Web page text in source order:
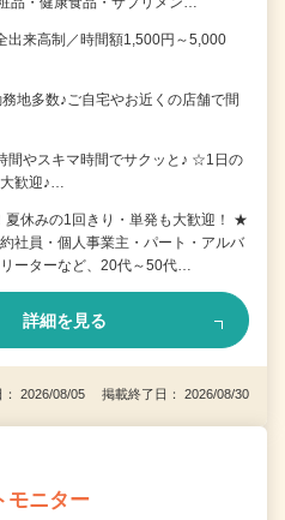
出来高制／時間額1,500円～5,000
多数♪ご自宅やお近くの店舗で間
間やスキマ時間でサクッと♪ ☆1日の
歓迎♪…
夏休みの1回きり・単発も大歓迎！ ★
社員・個人事業主・パート・アルバ
ーターなど、20代～50代…
詳細を見る
： 2026/08/05 掲載終了日： 2026/08/30
モニター